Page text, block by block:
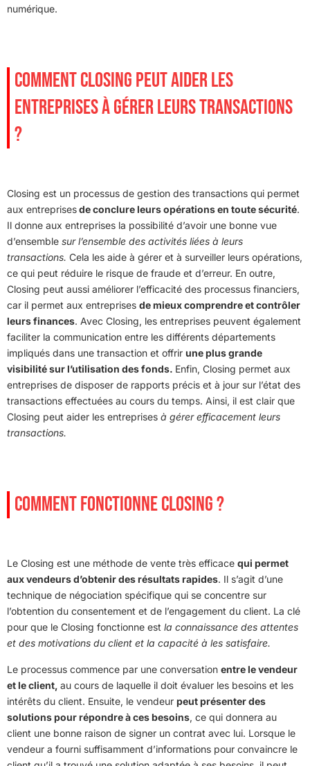
numérique.
COMMENT CLOSING PEUT AIDER LES
ENTREPRISES À GÉRER LEURS TRANSACTIONS
?
Closing est un processus de gestion des transactions qui permet
aux entreprisesde conclure leurs opérations en toute sécurité.
Il donne aux entreprises la possibilité d’avoir une bonne vue
d’ensemble sur l’ensemble des activités liées à leurs
transactions. Cela les aide à gérer et à surveiller leurs opérations,
ce qui peut réduire le risque de fraude et d’erreur. En outre,
Closing peut aussi améliorer l’efficacité des processus financiers,
car il permet aux entreprises de mieux comprendre et contrôler
leurs finances. Avec Closing, les entreprises peuvent également
faciliter la communication entre les différents départements
impliqués dans une transaction et offrir une plus grande
visibilité sur l’utilisation des fonds. Enfin, Closing permet aux
entreprises de disposer de rapports précis et à jour sur l’état des
transactions effectuées au cours du temps. Ainsi, il est clair que
Closing peut aider les entreprises à gérer efficacement leurs
transactions.
COMMENT FONCTIONNE CLOSING ?
Le Closing est une méthode de vente très efficace qui permet
aux vendeurs d’obtenir des résultats rapides. Il s’agit d’une
technique de négociation spécifique qui se concentre sur
l’obtention du consentement et de l’engagement du client. La clé
pour que le Closing fonctionne est la connaissance des attentes
et des motivations du client et la capacité à les satisfaire.
Le processus commence par une conversation entre le vendeur
et le client, au cours de laquelle il doit évaluer les besoins et les
intérêts du client. Ensuite, le vendeur peut présenter des
solutions pour répondre à ces besoins, ce qui donnera au
client une bonne raison de signer un contrat avec lui. Lorsque le
vendeur a fourni suffisamment d’informations pour convaincre le